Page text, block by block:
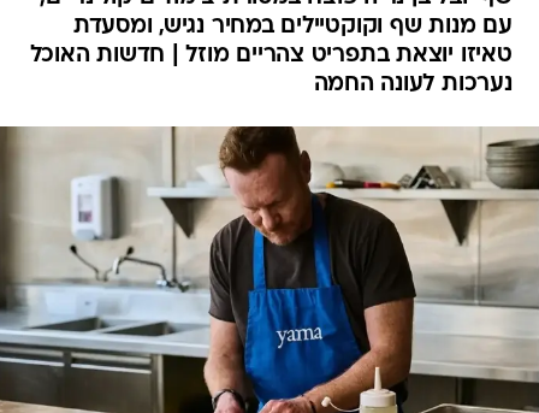
עם מנות שף וקוקטיילים במחיר נגיש, ומסעדת
טאיזו יוצאת בתפריט צהריים מוזל | חדשות האוכל
נערכות לעונה החמה